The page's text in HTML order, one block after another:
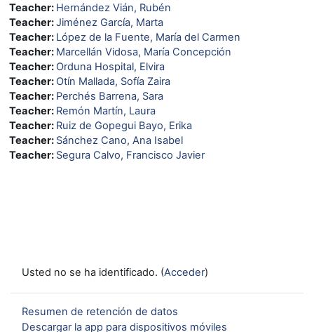
Teacher: Hernández Vián, Rubén
Teacher:Jiménez García, Marta
Teacher: López de la Fuente, María del Carmen
Teacher: Marcellán Vidosa, María Concepción
Teacher: Orduna Hospital, Elvira
Teacher: Otín Mallada, Sofía Zaira
Teacher: Perchés Barrena, Sara
Teacher: Remón Martín, Laura
Teacher: Ruiz de Gopegui Bayo, Erika
Teacher: Sánchez Cano, Ana Isabel
Teacher: Segura Calvo, Francisco Javier
Usted no se ha identificado. (Acceder)
Resumen de retención de datos
Descargar la app para dispositivos móviles